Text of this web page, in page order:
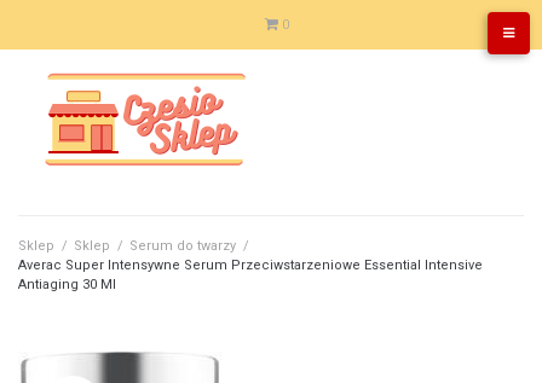
0
Sklep / Sklep / Serum do twarzy /
Averac Super Intensywne Serum Przeciwstarzeniowe Essential Intensive
Antiaging 30 Ml